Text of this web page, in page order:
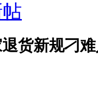
货新规刁